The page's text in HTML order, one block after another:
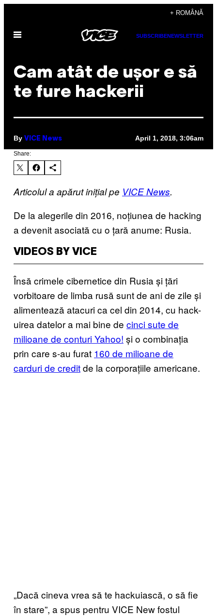
content
+ ROMÂNĂ
Open
SUBSCRIBENEWSLETTER
Cam atât de ușor e să
te fure hackerii
By VICE News April 1, 2018, 3:06am
Share:
Articolul a apărut inițial pe VICE News.
De la alegerile din 2016, noțiunea de hacking
a devenit asociată cu o țară anume: Rusia.
VIDEOS BY VICE
Însă crimele cibernetice din Rusia și țări
vorbitoare de limba rusă sunt de ani de zile și
alimentează atacuri ca cel din 2014, cu hack-
uirea datelor a mai bine de cinci sute de
milioane de conturi Yahoo! și o combinația
prin care s-au furat 160 de milioane de
carduri de creditde la corporațiile americane.
„Dacă cineva vrea să te hackuiască, o să fie
în stare”, a spus pentru VICE New fostul